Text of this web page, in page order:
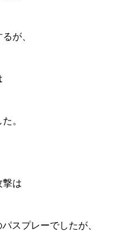
が、
。
撃は
スプレーでしたが、